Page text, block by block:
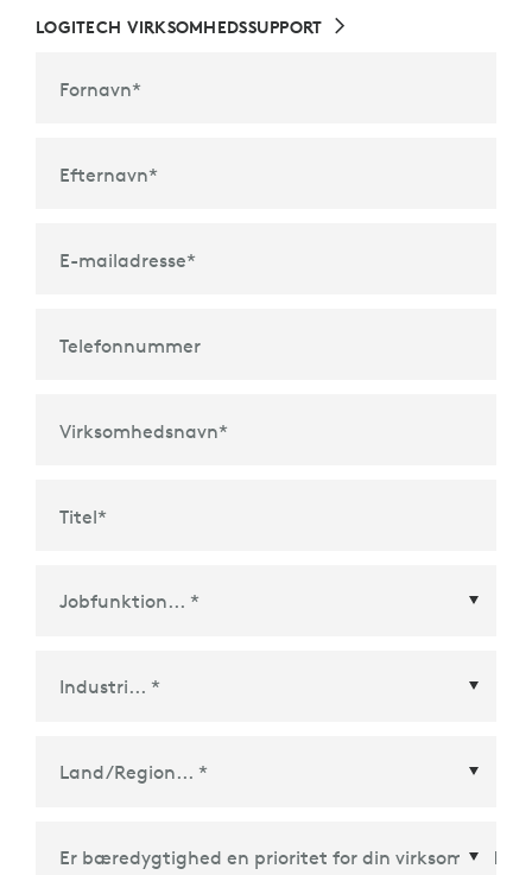
LOGITECH VIRKSOMHEDSSUPPORT
Fornavn*
Efternavn*
E-mailadresse*
Telefonnummer
Virksomhedsnavn*
Titel*